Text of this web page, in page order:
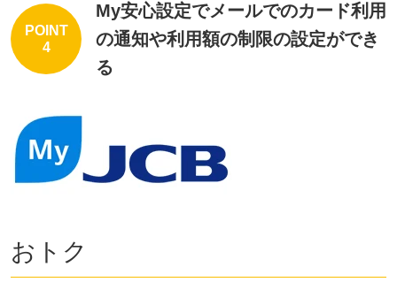
POINT
4
My安心設定でメールでのカード利用
の通知や利用額の制限の設定ができ
る
おトク